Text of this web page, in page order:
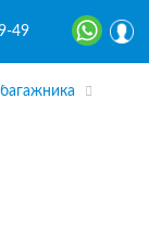
49